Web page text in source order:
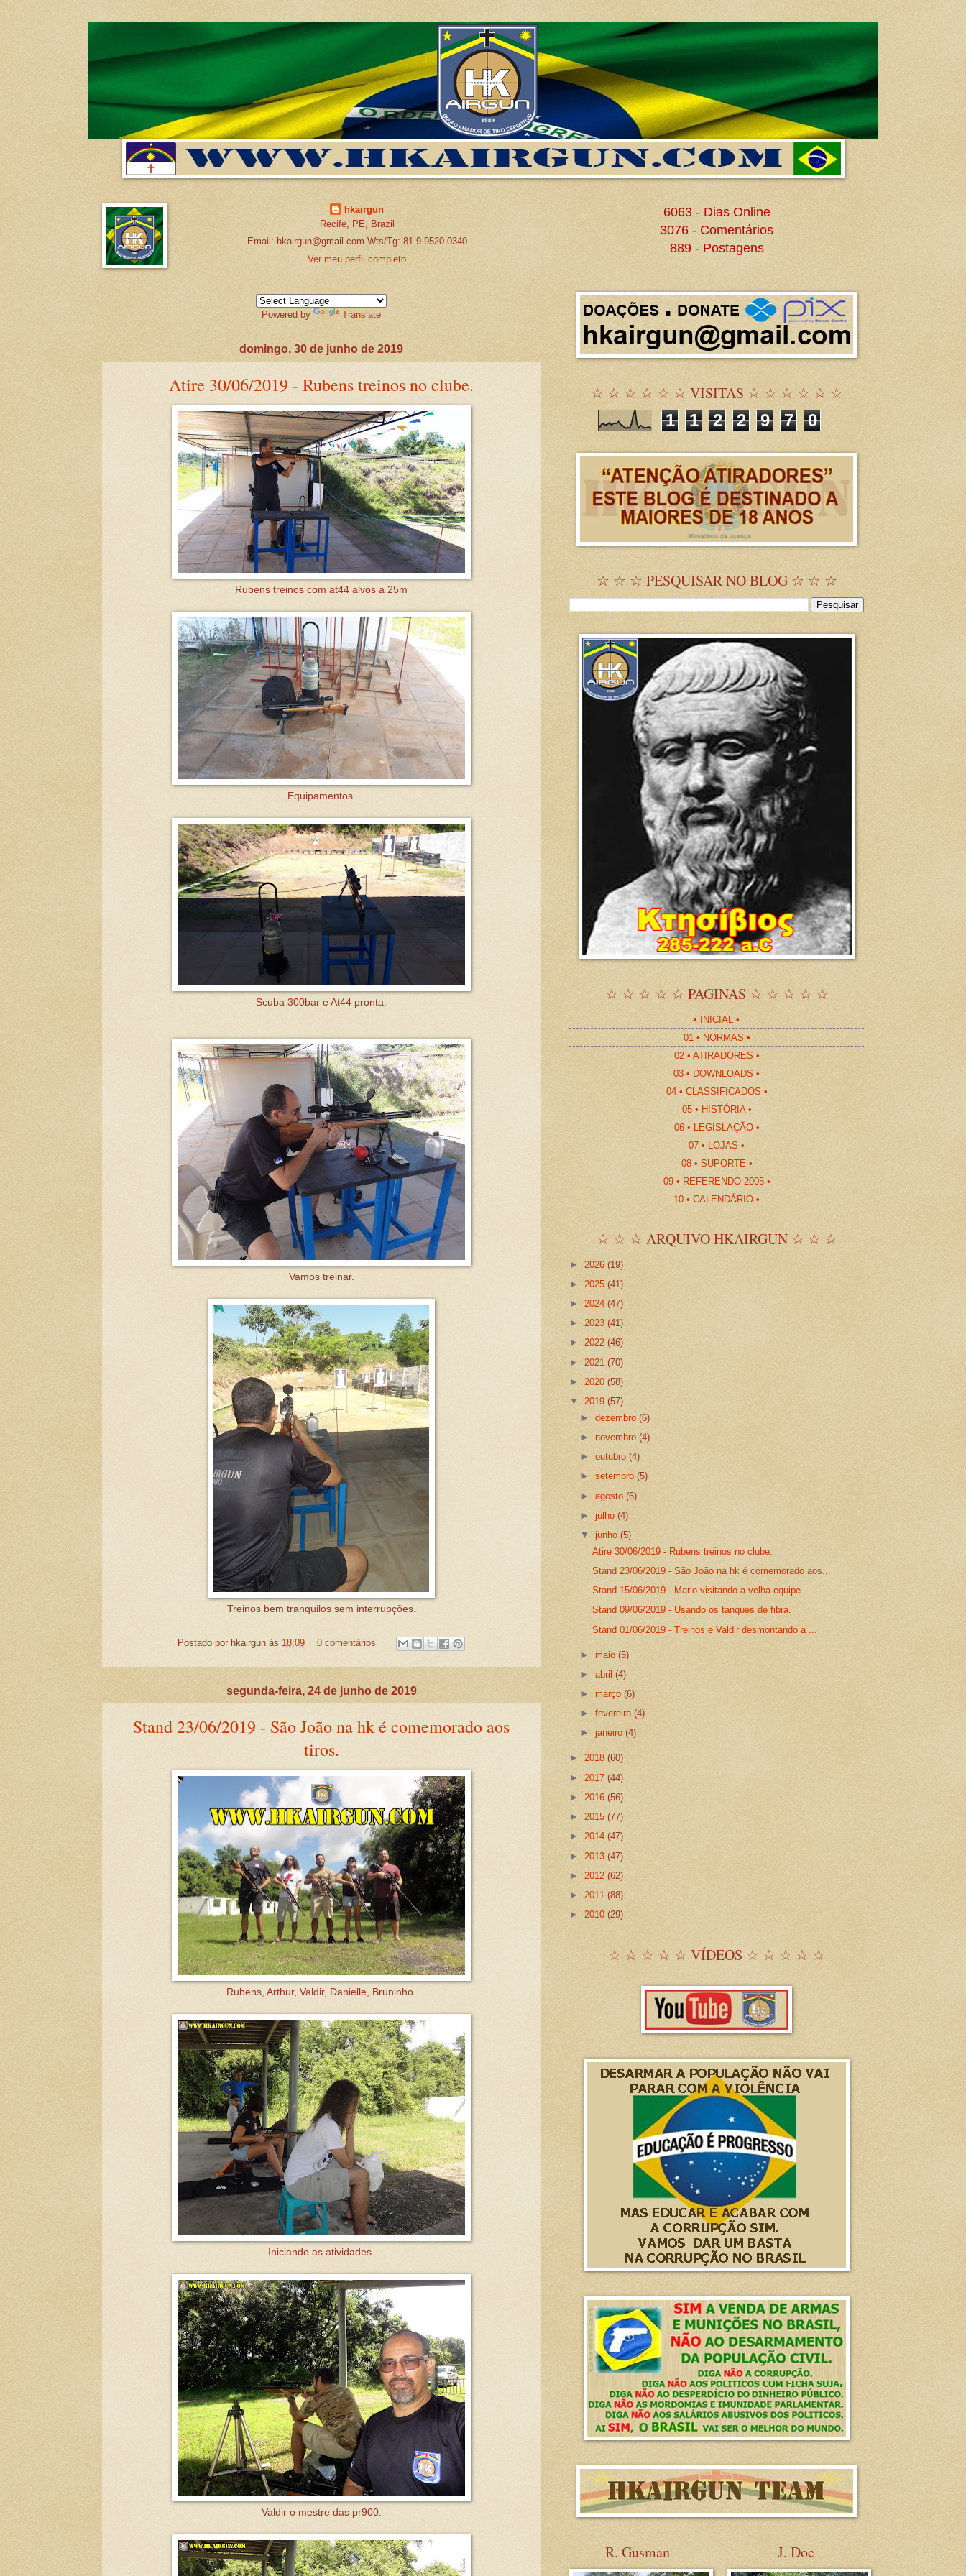
hkairgun
Recife, PE, Brazil
Email: hkairgun@gmail.com Wts/Tg: 81.9.9520.0340
Ver meu perfil completo
Powered by Translate
domingo, 30 de junho de 2019
Atire 30/06/2019 - Rubens treinos no clube.
Rubens treinos com at44 alvos a 25m
Equipamentos.
Scuba 300bar e At44 pronta.
Vamos treinar.
Treinos bem tranquilos sem interrupções.
Postado por hkairgun às 18:09 0 comentários
segunda-feira, 24 de junho de 2019
Stand 23/06/2019 - São João na hk é comemorado aos
tiros.
Rubens, Arthur, Valdir, Danielle, Bruninho.
Iniciando as atividades.
Valdir o mestre das pr900.
6063 - Dias Online
3076 - Comentários
889 - Postagens
☆ ☆ ☆ ☆ ☆ ☆ VISITAS ☆ ☆ ☆ ☆ ☆ ☆
1
1 2 2 9 7 0
☆ ☆ ☆ PESQUISAR NO BLOG ☆ ☆ ☆
☆ ☆ ☆ ☆ ☆ PAGINAS ☆ ☆ ☆ ☆ ☆
• INICIAL •
01 • NORMAS •
02 • ATIRADORES •
03 • DOWNLOADS •
04 • CLASSIFICADOS •
05 • HISTÓRIA •
06 • LEGISLAÇÃO •
07 • LOJAS •
08 • SUPORTE •
09 • REFERENDO 2005 •
10 • CALENDÁRIO •
☆ ☆ ☆ ARQUIVO HKAIRGUN ☆ ☆ ☆
► 2026 (19)
► 2025 (41)
► 2024 (47)
► 2023 (41)
► 2022 (46)
► 2021 (70)
► 2020 (58)
▼ 2019 (57)
►dezembro(6)
►novembro(4)
►outubro(4)
►setembro(5)
►agosto(6)
►julho (4)
▼junho(5)
Atire 30/06/2019 - Rubens treinos no clube.
Stand 23/06/2019 - São João na hk é comemorado aos...
Stand 15/06/2019 - Mario visitando a velha equipe ...
Stand 09/06/2019 - Usando os tanques de fibra.
Stand 01/06/2019 - Treinos e Valdir desmontando a ...
►maio(5)
►abril(4)
►março(6)
►fevereiro(4)
►janeiro(4)
► 2018 (60)
► 2017 (44)
► 2016 (56)
► 2015 (77)
► 2014 (47)
► 2013 (47)
► 2012 (62)
► 2011 (88)
► 2010 (29)
☆ ☆ ☆ ☆ ☆ VÍDEOS ☆ ☆ ☆ ☆ ☆
R. Gusman J. Doc